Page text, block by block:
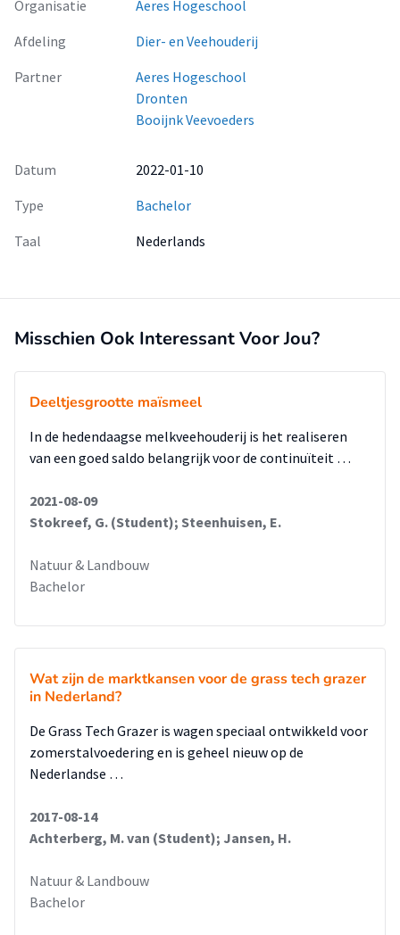
Organisatie
Aeres Hogeschool
Afdeling
Dier- en Veehouderij
Partner
Aeres Hogeschool
Dronten
Booijnk Veevoeders
Datum
2022-01-10
Type
Bachelor
Taal
Nederlands
Misschien Ook Interessant Voor Jou?
Deeltjesgrootte maïsmeel
In de hedendaagse melkveehouderij is het realiseren
van een goed saldo belangrijk voor de continuïteit …
2021-08-09
Stokreef, G. (Student); Steenhuisen, E.
Natuur & Landbouw
Bachelor
Wat zijn de marktkansen voor de grass tech grazer
in Nederland?
De Grass Tech Grazer is wagen speciaal ontwikkeld voor
zomerstalvoedering en is geheel nieuw op de
Nederlandse …
2017-08-14
Achterberg, M. van (Student); Jansen, H.
Natuur & Landbouw
Bachelor